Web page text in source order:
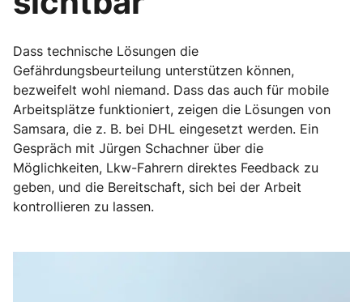
Dass technische Lösungen die
Gefährdungsbeurteilung unterstützen können,
bezweifelt wohl niemand. Dass das auch für mobile
Arbeitsplätze funktioniert, zeigen die Lösungen von
Samsara, die z. B. bei DHL eingesetzt werden. Ein
Gespräch mit Jürgen Schachner über die
Möglichkeiten, Lkw-Fahrern direktes Feedback zu
geben, und die Bereitschaft, sich bei der Arbeit
kontrollieren zu lassen.